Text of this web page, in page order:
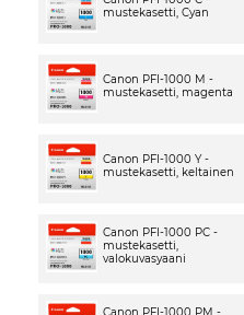
mustekasetti, Cyan
Canon PFI-1000 M -
mustekasetti, magenta
Canon PFI-1000 Y -
mustekasetti, keltainen
Canon PFI-1000 PC -
mustekasetti,
valokuvasyaani
Canon PFI-1000 PM -